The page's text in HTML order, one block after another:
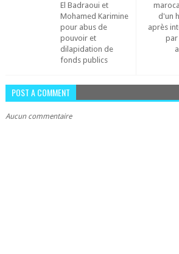
d'un
après
par
El Badraoui et
Mohamed Karimine
pour abus de
pouvoir et
dilapidation de
fonds publics
POST A COMMENT
Aucun commentaire